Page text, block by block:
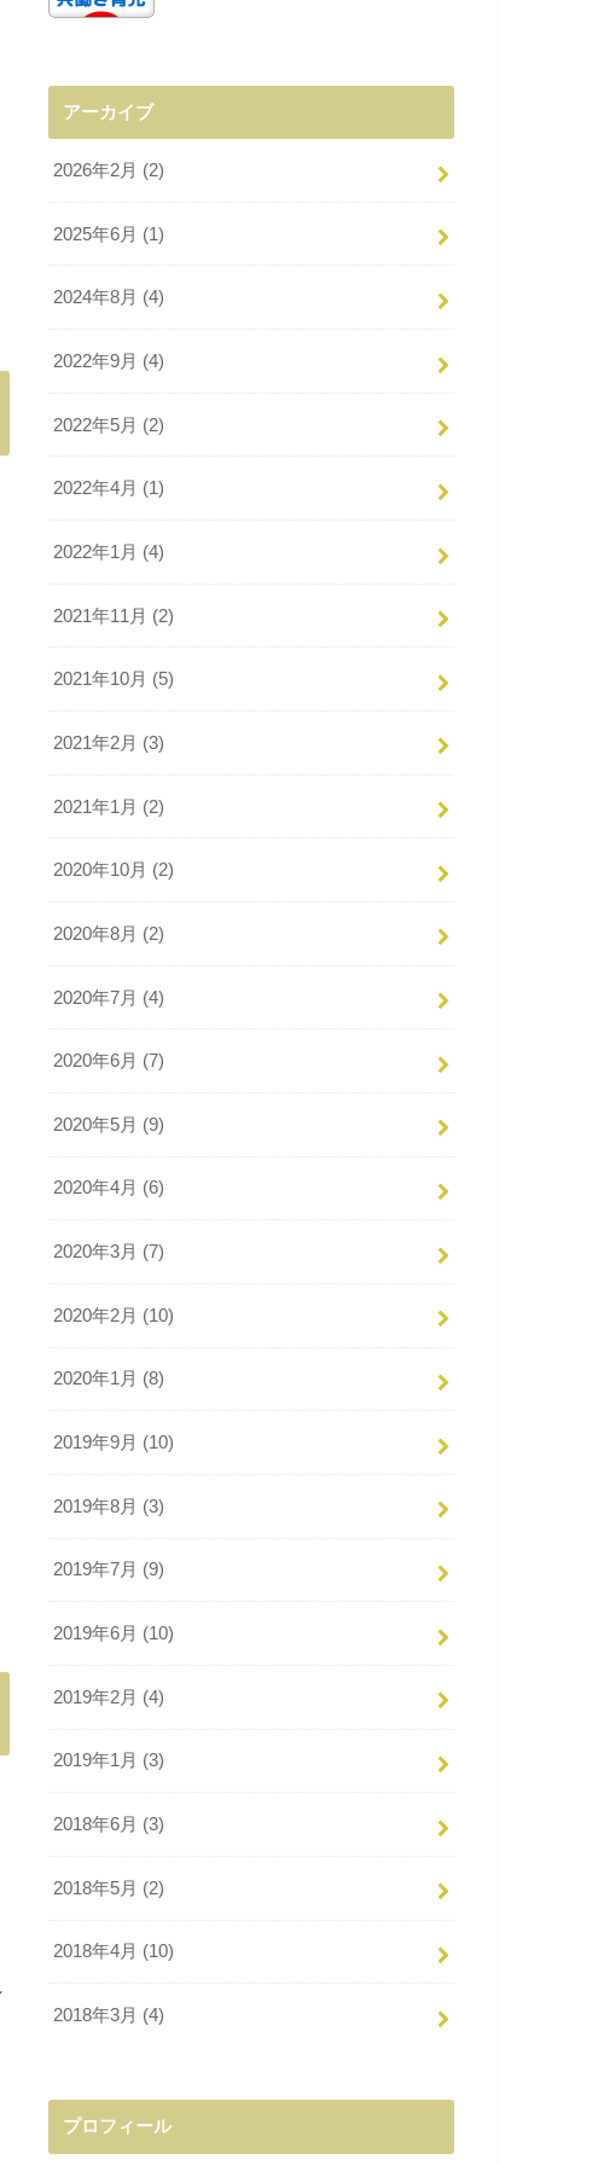
アーカイブ
2026年2月 (2)
2025年6月 (1)
2024年8月 (4)
2022年9月 (4)
2022年5月 (2)
2022年4月 (1)
2022年1月 (4)
2021年11月 (2)
2021年10月 (5)
2021年2月 (3)
2021年1月 (2)
2020年10月 (2)
2020年8月 (2)
2020年7月 (4)
2020年6月 (7)
2020年5月 (9)
2020年4月 (6)
2020年3月 (7)
2020年2月 (10)
2020年1月 (8)
2019年9月 (10)
2019年8月 (3)
2019年7月 (9)
2019年6月 (10)
2019年2月 (4)
2019年1月 (3)
2018年6月 (3)
2018年5月 (2)
2018年4月 (10)
2018年3月 (4)
プロフィール